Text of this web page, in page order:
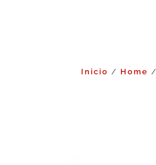
Inicio / Home /